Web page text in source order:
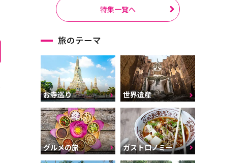
特集一覧へ
旅のテーマ
お寺巡り 世界遺産
グルメの旅 ガストロノミー